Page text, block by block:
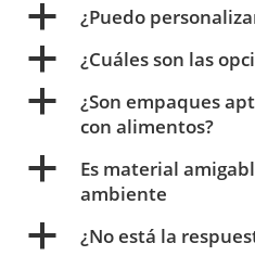
a ¿Puedo
a ¿Cuáles son las
a
¿Son empaques
con alimentos?
a
Es material
ambiente
a ¿No está la